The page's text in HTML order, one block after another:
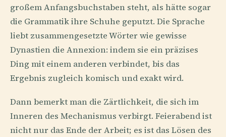
großem Anfangsbuchstaben steht, als hätte sogar
die Grammatik ihre Schuhe geputzt. Die Sprache
liebt zusammengesetzte Wörter wie gewisse
Dynastien die Annexion: indem sie ein präzises
Ding mit einem anderen verbindet, bis das
Ergebnis zugleich komisch und exakt wird.
Dann bemerkt man die Zärtlichkeit, die sich im
Inneren des Mechanismus verbirgt. Feierabend ist
nicht nur das Ende der Arbeit; es ist das Lösen des